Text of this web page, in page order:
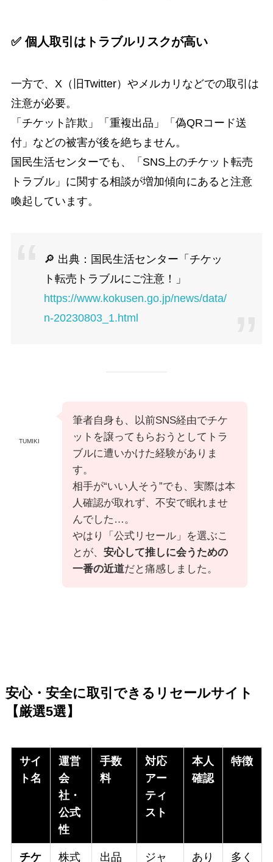
✅ 個人取引はトラブルリスクが高い
一方で、X（旧Twitter）やメルカリなどでの取引は
注意が必要。
「チケット詐欺」「重複出品」「偽QRコード送
付」などの被害が後を絶ちません。
国民生活センターでも、「SNS上のチケット転売
トラブル」に関する相談が増加傾向にあると注意
喚起しています。
🔎 出典：国民生活センター「チケッ
ト転売トラブルにご注意！」
https://www.kokusen.go.jp/news/data/
n-20230803_1.html
TUMIKI
筆者自身も、以前SNS経由でチケ
ットを譲ってもらおうとしてトラ
ブルに遭いかけた経験がありま
す。
相手が“いい人そう”でも、実際は本
人確認が取れず、不安で眠れませ
んでした…。
やはり「公式リセール」を選ぶこ
とが、 安心して推しに会うための
一番の近道だと痛感しました。
安心・安全に取引できるリセールサイト
【厳選5選】
サイ
ト名
運営
会
社・
公式
性
手数
料
対応
アー
ティ
スト
本人
確認
特徴
チケ 株式 出品 ジャ あり 多く